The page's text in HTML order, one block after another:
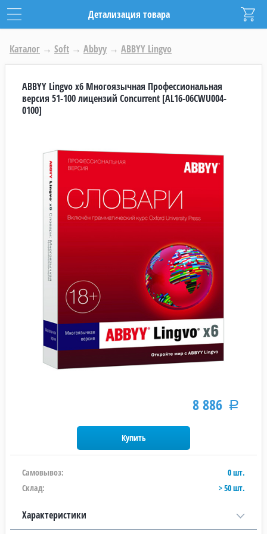
Детализация товара
Каталог → Soft → Abbyy → ABBYY Lingvo
ABBYY Lingvo x6 Многоязычная Профессиональная
версия 51-100 лицензий Concurrent [AL16-06CWU004-
0100]
8 886 Р
Самовывоз:
0 шт.
Склад:
> 50 шт.
Характеристики